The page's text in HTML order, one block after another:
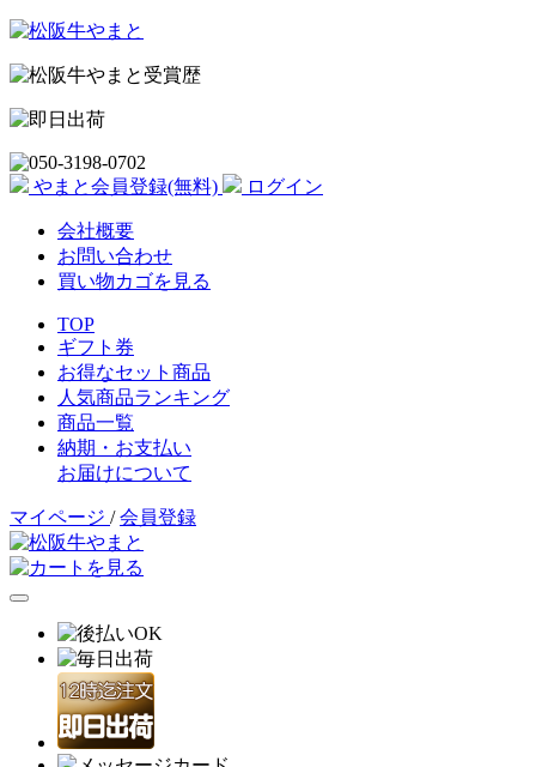
やまと会員登録(無料) ログイン
会社概要
お問い合わせ
買い物カゴを見る
TOP
ギフト券
お得なセット商品
人気商品ランキング
商品一覧
納期・お支払い
お届けについて
マイページ /会員登録